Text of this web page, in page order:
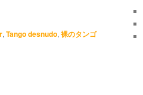
,Tango desnudo,裸のタンゴ